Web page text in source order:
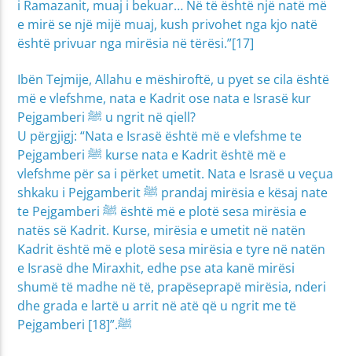
i Ramazanit, muaj i bekuar… Në të është një natë më
e mirë se një mijë muaj, kush privohet nga kjo natë
është privuar nga mirësia në tërësi.”[17]
Ibën Tejmije, Allahu e mëshiroftë, u pyet se cila është
më e vlefshme, nata e Kadrit ose nata e Israsë kur
Pejgamberi ﷺ u ngrit në qiell?
U përgjigj: “Nata e Israsë është më e vlefshme te
Pejgamberi ﷺ kurse nata e Kadrit është më e
vlefshme për sa i përket umetit. Nata e Israsë u veçua
shkaku i Pejgamberit ﷺ prandaj mirësia e kësaj nate
te Pejgamberi ﷺ është më e plotë sesa mirësia e
natës së Kadrit. Kurse, mirësia e umetit në natën
Kadrit është më e plotë sesa mirësia e tyre në natën
e Israsë dhe Miraxhit, edhe pse ata kanë mirësi
shumë të madhe në të, prapëseprapë mirësia, nderi
dhe grada e lartë u arrit në atë që u ngrit me të
Pejgamberi ﷺ.”[18]